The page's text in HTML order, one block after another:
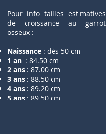
Pour info tailles estimatives
de croissance au garrot
osseux :
Naissance : dès 50 cm
1 an : 84.50 cm
2 ans : 87.00 cm
3 ans : 88.50 cm
4 ans : 89.20 cm
5 ans : 89.50 cm